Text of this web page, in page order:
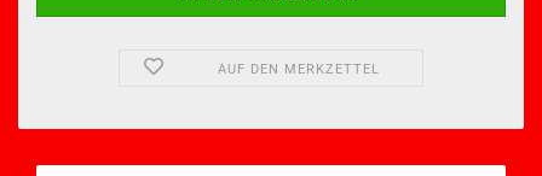
AUF DEN MERKZETTEL